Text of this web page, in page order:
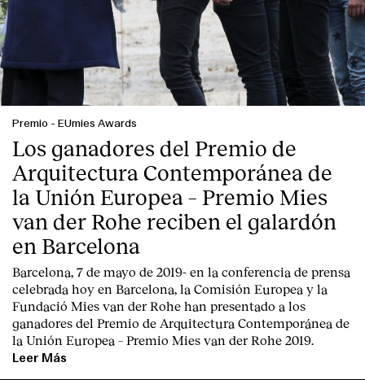
Premio - EUmies Awards
Los ganadores del Premio de
Arquitectura Contemporánea de
la Unión Europea – Premio Mies
van der Rohe reciben el galardón
en Barcelona
Barcelona, 7 de mayo de 2019- en la conferencia de prensa
celebrada hoy en Barcelona, la Comisión Europea y la
Fundació Mies van der Rohe han presentado a los
ganadores del Premio de Arquitectura Contemporánea de
la Unión Europea – Premio Mies van der Rohe 2019.
Leer Más